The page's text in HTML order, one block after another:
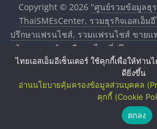
Copyright © 2026 "ศูนย์รวมข้อมูลธุร
ThaiSMEsCenter, รวมธุรกิจเอสเอ็ม
ปรึกษาแฟรนไชส์, รวมแฟรนไชส์ ขาย
บ้าน ลงทุนน้อย คืนทุนไว, ที่ปรึกษาการ
ไชส์, ศูนย์รวมแฟรนไชส์ พร้อมทำเล
บริการพัฒนาระบบแฟรนไชส์"
ไทยเอสเอ็มอีเซ็นเตอร์ ใช้คุกกี้เพื่อให้ท่าน
ดียิ่งขึ้น
อ่านนโยบายคุ้มครองข้อมูลส่วนบุคคล
คุกกี้ (Cookie
ตกลง